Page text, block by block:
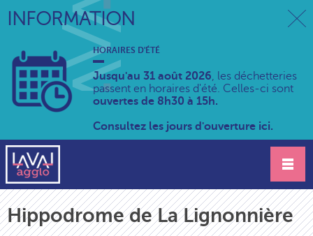
INFORMATION
HORAIRES D'ÉTÉ
Jusqu'au 31 août 2026, les déchetteries
passent en horaires d'été. Celles-ci sont
ouvertes de 8h30 à 15h.
Consultez les jours d'ouverture ici.
Hippodrome de La Lignonnière